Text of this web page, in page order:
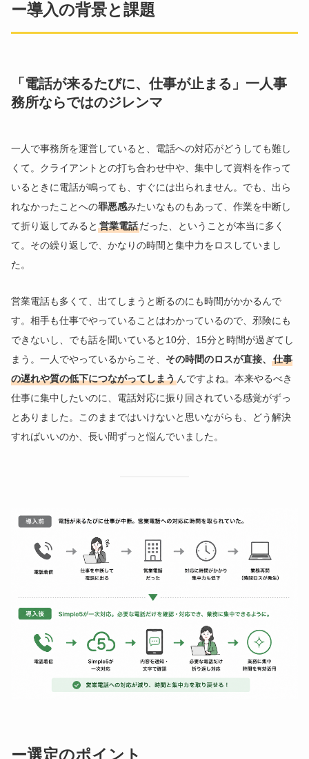
ー導入の背景と課題
「電話が来るたびに、仕事が止まる」一人事
務所ならではのジレンマ
一人で事務所を運営していると、電話への対応がどうしても難し
くて。クライアントとの打ち合わせ中や、集中して資料を作って
いるときに電話が鳴っても、すぐには出られません。でも、出ら
れなかったことへの罪悪感みたいなものもあって、作業を中断し
て折り返してみると営業電話だった、ということが本当に多く
て。その繰り返しで、かなりの時間と集中力をロスしていまし
た。
営業電話も多くて、出てしまうと断るのにも時間がかかるんで
す。相手も仕事でやっていることはわかっているので、邪険にも
できないし、でも話を聞いていると10分、15分と時間が過ぎてし
まう。一人でやっているからこそ、 その時間のロスが直接、仕事
の遅れや質の低下につながってしまう んですよね。本来やるべき
仕事に集中したいのに、電話対応に振り回されている感覚がずっ
とありました。このままではいけないと思いながらも、どう解決
すればいいのか、長い間ずっと悩んでいました。
ー選定のポイント